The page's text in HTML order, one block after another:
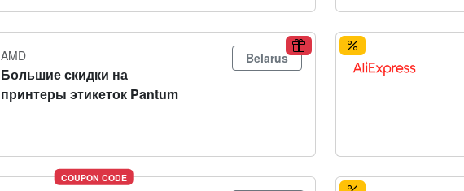
AMD
Большие скидки на
принтеры этикеток Pantum
Belarus
COUPON CODE